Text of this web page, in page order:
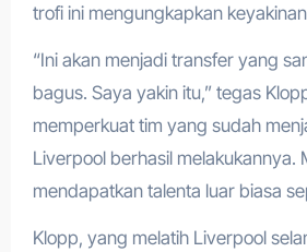
trofi ini mengungkapkan
“Ini akan menjadi transfer yang
bagus. Saya yakin itu,” tegas
memperkuat tim yang sudah
Liverpool berhasil melakukannya.
mendapatkan talenta luar biasa
Klopp, yang melatih Liverpool